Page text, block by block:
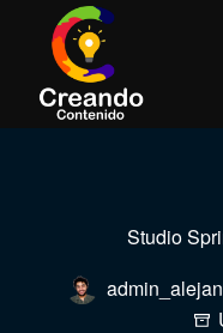
Studio